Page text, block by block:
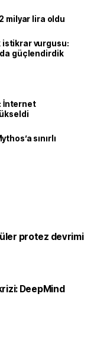
milyar lira oldu
istikrar vurgusu:
da güçlendirdik
İnternet
sınırlı
protez devrimi
DeepMind